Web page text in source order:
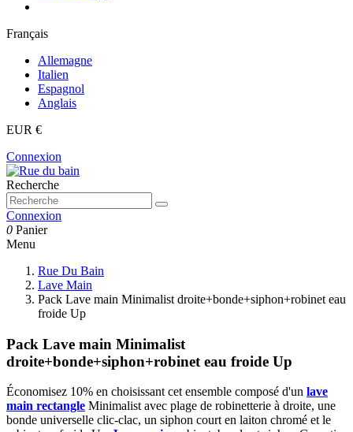
Français
Allemagne
Italien
Espagnol
Anglais
EUR €
Connexion
Recherche
Connexion
0 Panier
Menu
Rue Du Bain
Lave Main
Pack Lave main Minimalist droite+bonde+siphon+robinet eau
froide Up
Pack Lave main Minimalist
droite+bonde+siphon+robinet eau froide Up
Économisez 10% en choisissant cet ensemble composé d'un lave
main rectangle Minimalist avec plage de robinetterie à droite, une
bonde universelle clic-clac, un siphon court en laiton chromé et le